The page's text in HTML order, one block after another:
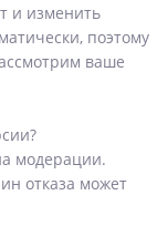
и изменить
поэтому
ваше
модерации.
отказа может